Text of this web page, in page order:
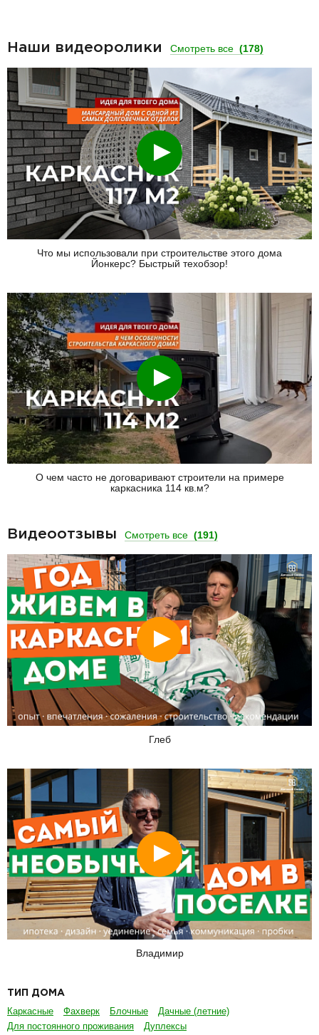
Наши видеоролики Смотреть все (178)
Смотреть
Что мы использовали при строительстве этого дома
Йонкерс? Быстрый техобзор!
Смотреть
О чем часто не договаривают строители на примере
каркасника 114 кв.м?
Видеоотзывы Смотреть все (191)
Смотреть
Глеб
Смотреть
Владимир
ТИП ДОМА
Каркасные Фахверк Блочные
Дачные (летние)
Для постоянного проживания
Дуплексы